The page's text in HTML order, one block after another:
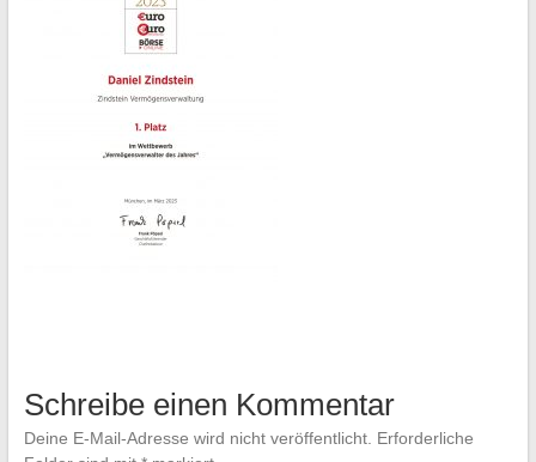
Schreibe einen Kommentar
Deine E-Mail-Adresse wird nicht veröffentlicht. Erforderliche